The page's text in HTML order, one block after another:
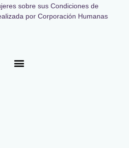
sobre sus Condiciones de
por Corporación Humanas